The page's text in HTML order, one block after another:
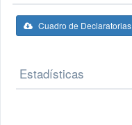
Cuadro de
Estadísticas